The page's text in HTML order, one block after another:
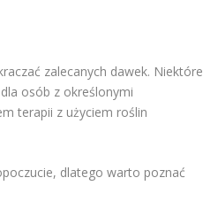
zalecanych dawek. Niektóre
osób z określonymi
terapii z użyciem roślin
dlatego warto poznać